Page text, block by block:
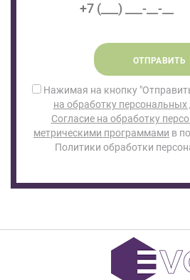
ОТПРАВИТЬ
Нажимая на кнопку
на обработку
Согласие на обработку
метрическими программами в
Политики обработки